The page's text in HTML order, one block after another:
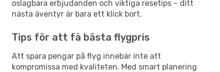
oslagbara erbjudanden och viktiga resetips – ditt
nästa äventyr är bara ett klick bort.
Tips för att få bästa flygpris
Att spara pengar på flyg innebär inte att
kompromissa med kvaliteten. Med smart planering